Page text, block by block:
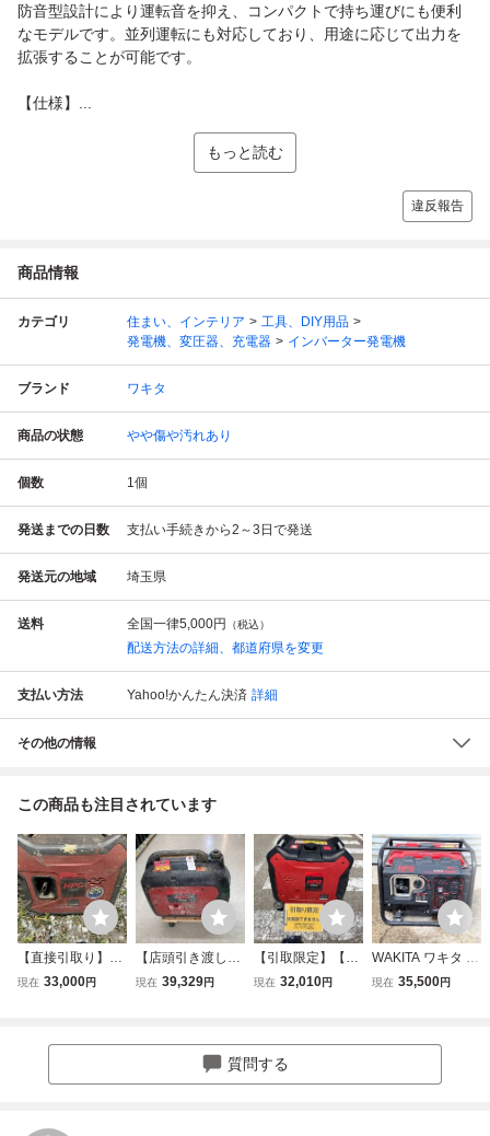
防音型設計により運転音を抑え、コンパクトで持ち運びにも便利
なモデルです。並列運転にも対応しており、用途に応じて出力を
拡張することが可能です。
【仕様】...
もっと読む
違反報告
商品情報
カテゴリ 住まい、インテリア
工具、DIY用品
発電機、変圧器、充電器
インバーター発電機
ブランド ワキタ
商品の状態 やや傷や汚れあり
個数 1個
発送までの日数 支払い手続きから2～3日で発送
発送元の地域 埼玉県
送料 全国一律5,000円 （税込）
配送方法の詳細、都道府県を変更
支払い方法 Yahoo!かんたん決済 詳細
その他の情報
この商品も注目されています
【直接引取り】ワ
キタ HPG3000iS
現在 33,000円
【店頭引き渡し】
【中古品】★ワキ
5×高さ46.7×幅33.
9cm ITDG7ZNN
現在 39,329円
【引取限定】【ジ
ャンク】【配送不
機 HPG3000iS I
T8PGSTKA4DU
現在 32,010円
WAKITA ワキタ M
EIHO インバータ
現在 35,500円
質問する